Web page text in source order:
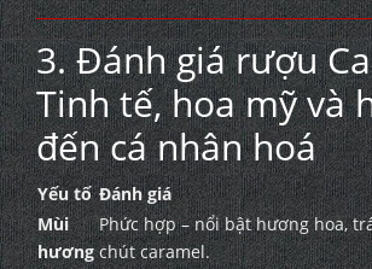
3. Đánh giá rượu
Tinh tế, hoa mỹ và
đến cá nhân hoá
Yếu tố Đánh giá
Mùi
hương
Phức hợp – nổi bật hương hoa,
chút caramel.